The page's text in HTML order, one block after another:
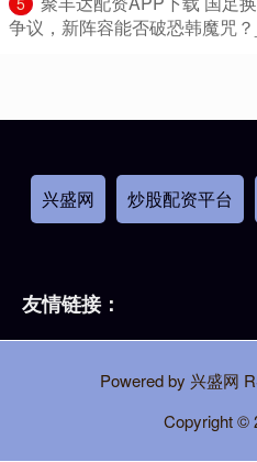
争议，新阵容能否破恐韩魔咒
兴盛网 炒股配资平台
友情链接：
Powered by 兴盛网
Copyright©